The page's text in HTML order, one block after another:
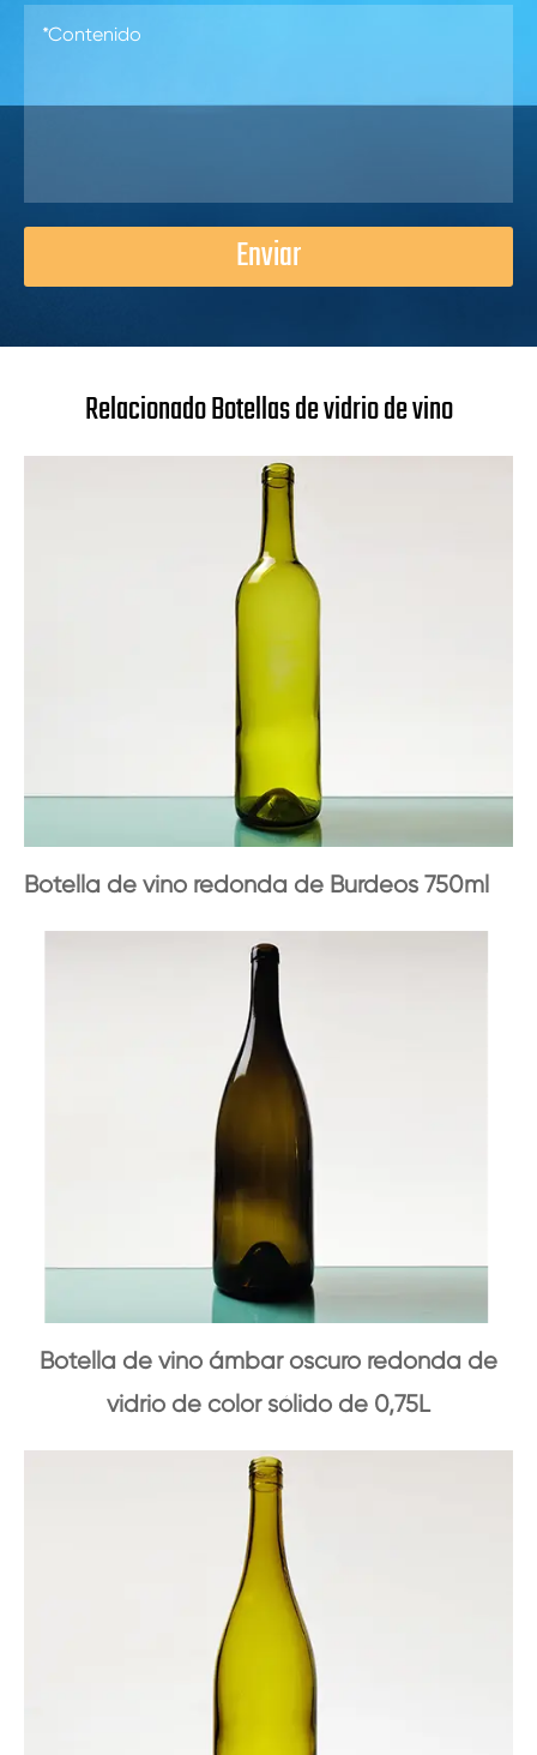
Enviar
Relacionado Botellas de vidrio de vino
Botella de vino redonda de Burdeos 750ml
Botella de vino ámbar oscuro redonda de
vidrio de color sólido de 0,75L